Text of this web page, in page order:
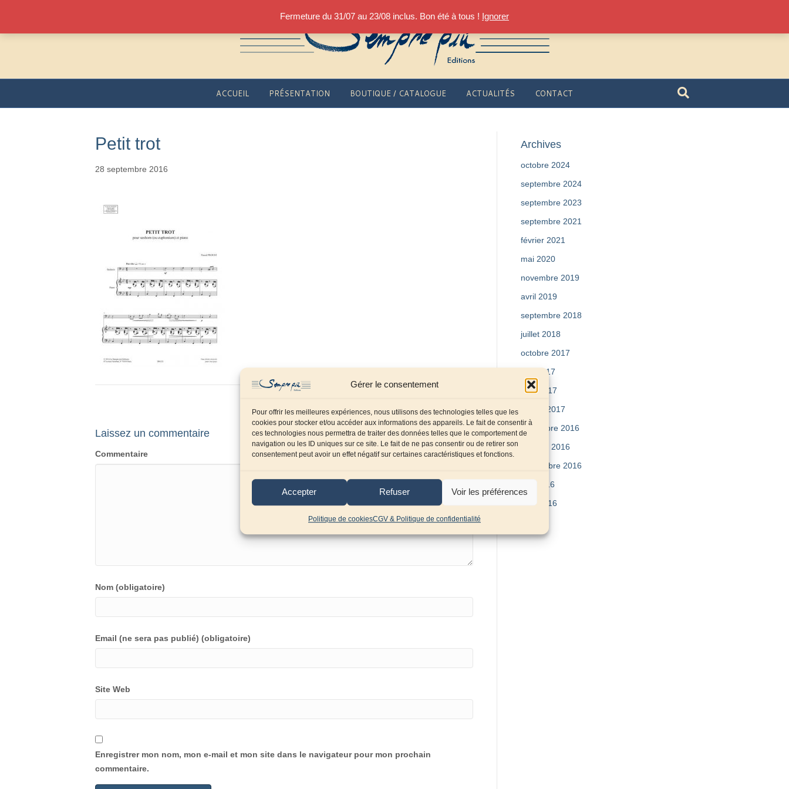
Gérer le consentement
Pour offrir les meilleures expériences, nous utilisons des technologies telles que les
cookies pour stocker et/ou accéder aux informations des appareils. Le fait de consentir à
ces technologies nous permettra de traiter des données telles que le comportement de
navigation ou les ID uniques sur ce site. Le fait de ne pas consentir ou de retirer son
consentement peut avoir un effet négatif sur certaines caractéristiques et fonctions.
Accepter Refuser Voir les préférences
Politique de cookiesCGV & Politique de confidentialité
Fermeture du 31/07 au 23/08 inclus. Bon été à tous ! Ignorer
ACCUEIL PRÉSENTATION BOUTIQUE / CATALOGUE ACTUALITÉS CONTACT
Petit trot
28 septembre 2016
Laissez un commentaire
Commentaire
Nom (obligatoire)
Email (ne sera pas publié) (obligatoire)
Site Web
Enregistrer mon nom, mon e-mail et mon site dans le navigateur pour mon prochain
commentaire.
Archives
octobre 2024
septembre 2024
septembre 2023
septembre 2021
février 2021
mai 2020
novembre 2019
avril 2019
septembre 2018
juillet 2018
octobre 2017
mai 2017
avril 2017
février 2017
décembre 2016
octobre 2016
septembre 2016
juin 2016
avril 2016